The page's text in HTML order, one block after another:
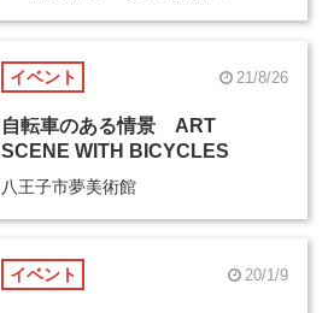
イベント 21/8/26
自転車のある情景 ART
SCENE WITH BICYCLES
八王子市夢美術館
イベント 20/1/9